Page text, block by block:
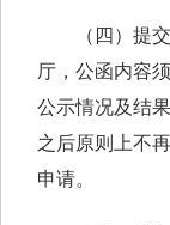
（四）提交
厅，公函内容
公示情况及结
之后原则上不
申请。